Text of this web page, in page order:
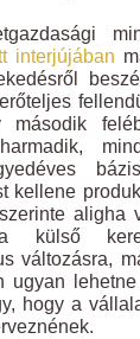
interjújában
második
kellene
aligha
külső
változásra,
ugyan
hogy a